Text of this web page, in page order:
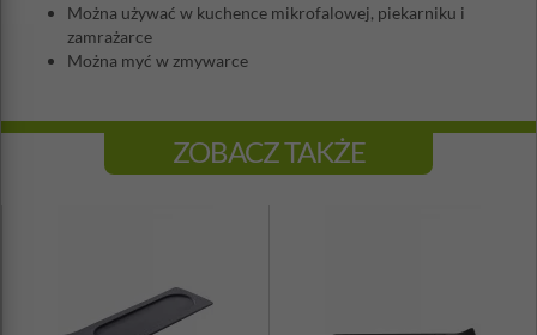
Można używać w kuchence mikrofalowej, piekarniku i
zamrażarce
Można myć w zmywarce
ZOBACZ TAKŻE